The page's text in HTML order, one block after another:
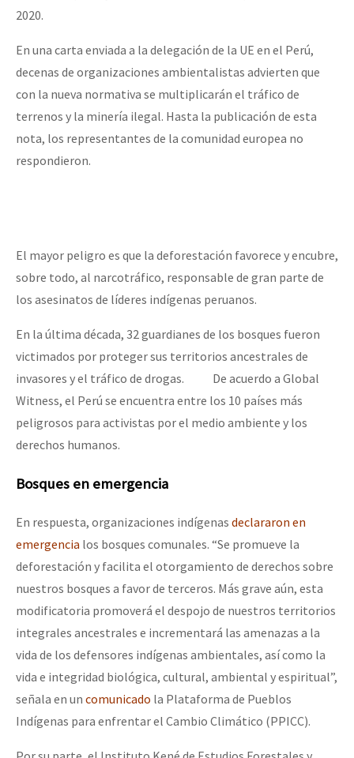
2020.
En una carta enviada a la delegación de la UE en el Perú,
decenas de organizaciones ambientalistas advierten que
con la nueva normativa se multiplicarán el tráfico de
terrenos y la minería ilegal. Hasta la publicación de esta
nota, los representantes de la comunidad europea no
respondieron.
El mayor peligro es que la deforestación favorece y encubre,
sobre todo, al narcotráfico, responsable de gran parte de
los asesinatos de líderes indígenas peruanos.
En la última década, 32 guardianes de los bosques fueron
victimados por proteger sus territorios ancestrales de
invasores y el tráfico de drogas. De acuerdo a Global
Witness, el Perú se encuentra entre los 10 países más
peligrosos para activistas por el medio ambiente y los
derechos humanos.
Bosques en emergencia
En respuesta, organizaciones indígenas declararon en
emergencia los bosques comunales. “Se promueve la
deforestación y facilita el otorgamiento de derechos sobre
nuestros bosques a favor de terceros. Más grave aún, esta
modificatoria promoverá el despojo de nuestros territorios
integrales ancestrales e incrementará las amenazas a la
vida de los defensores indígenas ambientales, así como la
vida e integridad biológica, cultural, ambiental y espiritual”,
señala en un comunicado la Plataforma de Pueblos
Indígenas para enfrentar el Cambio Climático (PPICC).